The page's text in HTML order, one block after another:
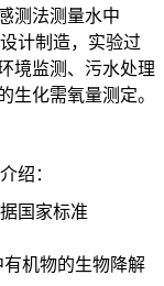
测法测量水中
计制造，实验过
境监测、污水处理
生化需氧量测定。
绍：
国家标准
有机物的生物降解